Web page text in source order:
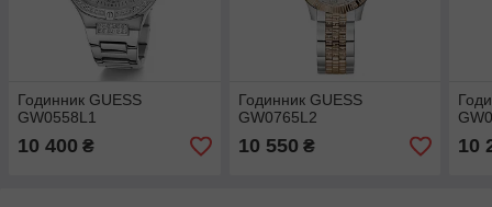
Годинник GUESS
GW0558L1
10 400 ₴
Годинник GUESS
GW0765L2
10 550 ₴ 10